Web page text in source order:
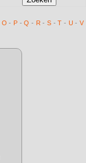
O - P -Q - R - S -T - U -V